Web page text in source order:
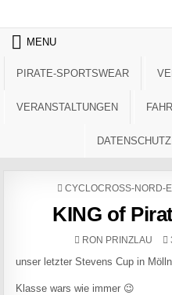
MENU
PIRATE-SPORTSWEAR
VERANSTALTUNGEN
DATENSCHUTZ
POSTED IN
CYCLOCROSS-NORD-
KING of
AUTHOR:
RON PRINZLAU
unser letzter Stevens Cup in
Klasse wars wie immer 😉